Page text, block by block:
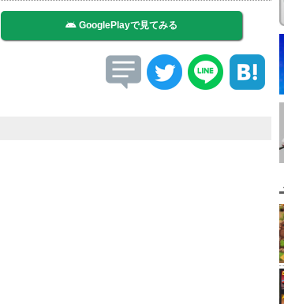
GooglePlayで見てみる